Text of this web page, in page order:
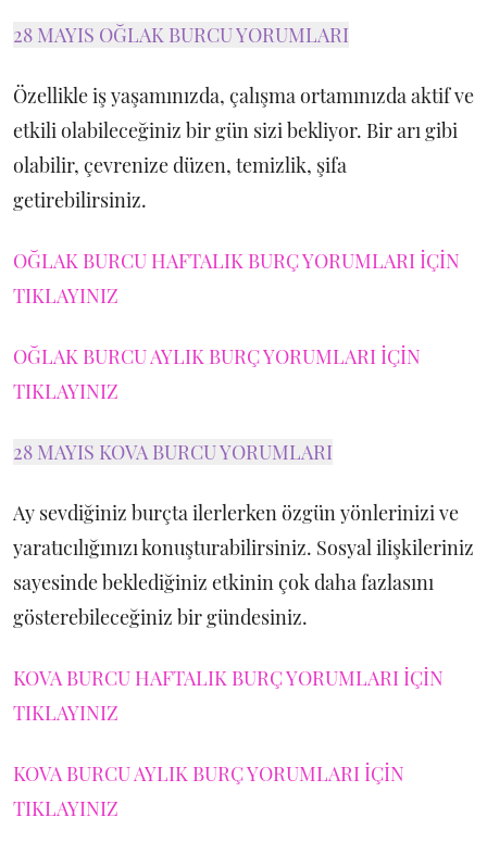
28 MAYIS OĞLAK BURCU YORUMLARI
Özellikle iş yaşamınızda, çalışma ortamınızda aktif ve
etkili olabileceğiniz bir gün sizi bekliyor. Bir arı gibi
olabilir, çevrenize düzen, temizlik, şifa
getirebilirsiniz.
OĞLAK BURCU HAFTALIK BURÇ YORUMLARI İÇİN
TIKLAYINIZ
OĞLAK BURCU AYLIK BURÇ YORUMLARI İÇİN
TIKLAYINIZ
28 MAYIS KOVA BURCU YORUMLARI
Ay sevdiğiniz burçta ilerlerken özgün yönlerinizi ve
yaratıcılığınızı konuşturabilirsiniz. Sosyal ilişkileriniz
sayesinde beklediğiniz etkinin çok daha fazlasını
gösterebileceğiniz bir gündesiniz.
KOVA BURCU HAFTALIK BURÇ YORUMLARI İÇİN
TIKLAYINIZ
KOVA BURCU AYLIK BURÇ YORUMLARI İÇİN
TIKLAYINIZ